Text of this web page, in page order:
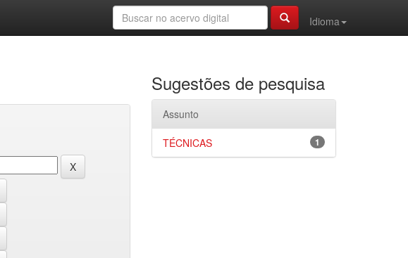
Idioma
Sugestões de pesquisa
Assunto
1
TÉCNICAS